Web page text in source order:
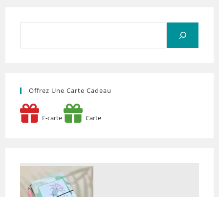
Offrez Une Carte Cadeau
E-carte Carte